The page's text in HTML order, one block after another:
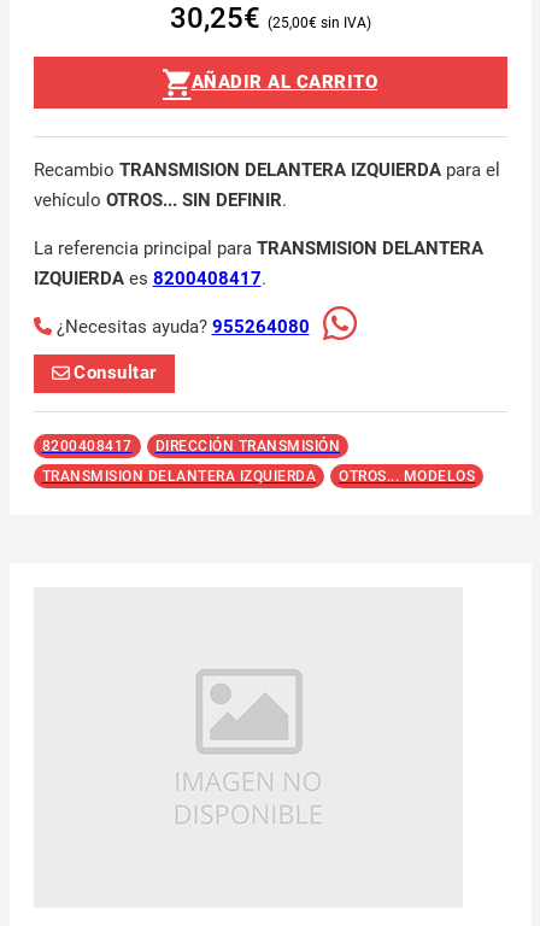
30,25€ 25,00€
AÑADIR AL CARRITO
Recambio TRANSMISION DELANTERA IZQUIERDApara el
vehículo OTROS... SIN DEFINIR.
La referencia principal para TRANSMISION DELANTERA
IZQUIERDAes 8200408417.
¿Necesitas ayuda? 955264080
Consultar
8200408417
DIRECCIÓN TRANSMISIÓN
TRANSMISION DELANTERA IZQUIERDA
OTROS... MODELOS